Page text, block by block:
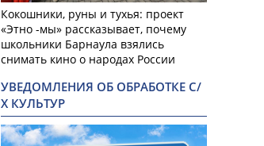
Кокошники, руны и тухья: проект
«Этно -мы» рассказывает, почему
школьники Барнаула взялись
снимать кино о народах России
УВЕДОМЛЕНИЯ ОБ ОБРАБОТКЕ С/
Х КУЛЬТУР